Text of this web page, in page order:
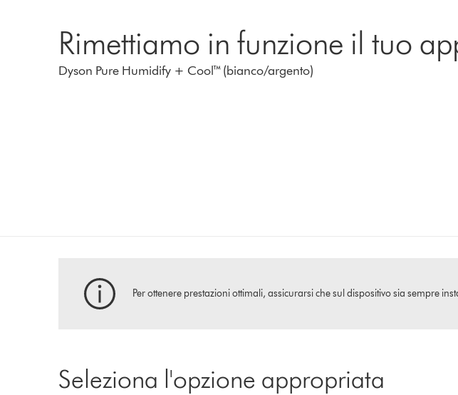
Rimettiamo in funzione il tuo
Dyson Pure Humidify + Cool™ (bianco/argento)
Per ottenere prestazioni ottimali, assicurarsi che sul dispositivo sia sempre
Seleziona l'opzione appropriata